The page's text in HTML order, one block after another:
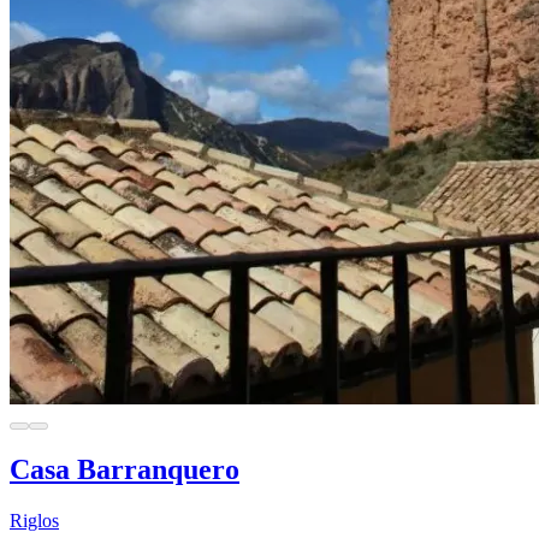
Casa Barranquero
Riglos